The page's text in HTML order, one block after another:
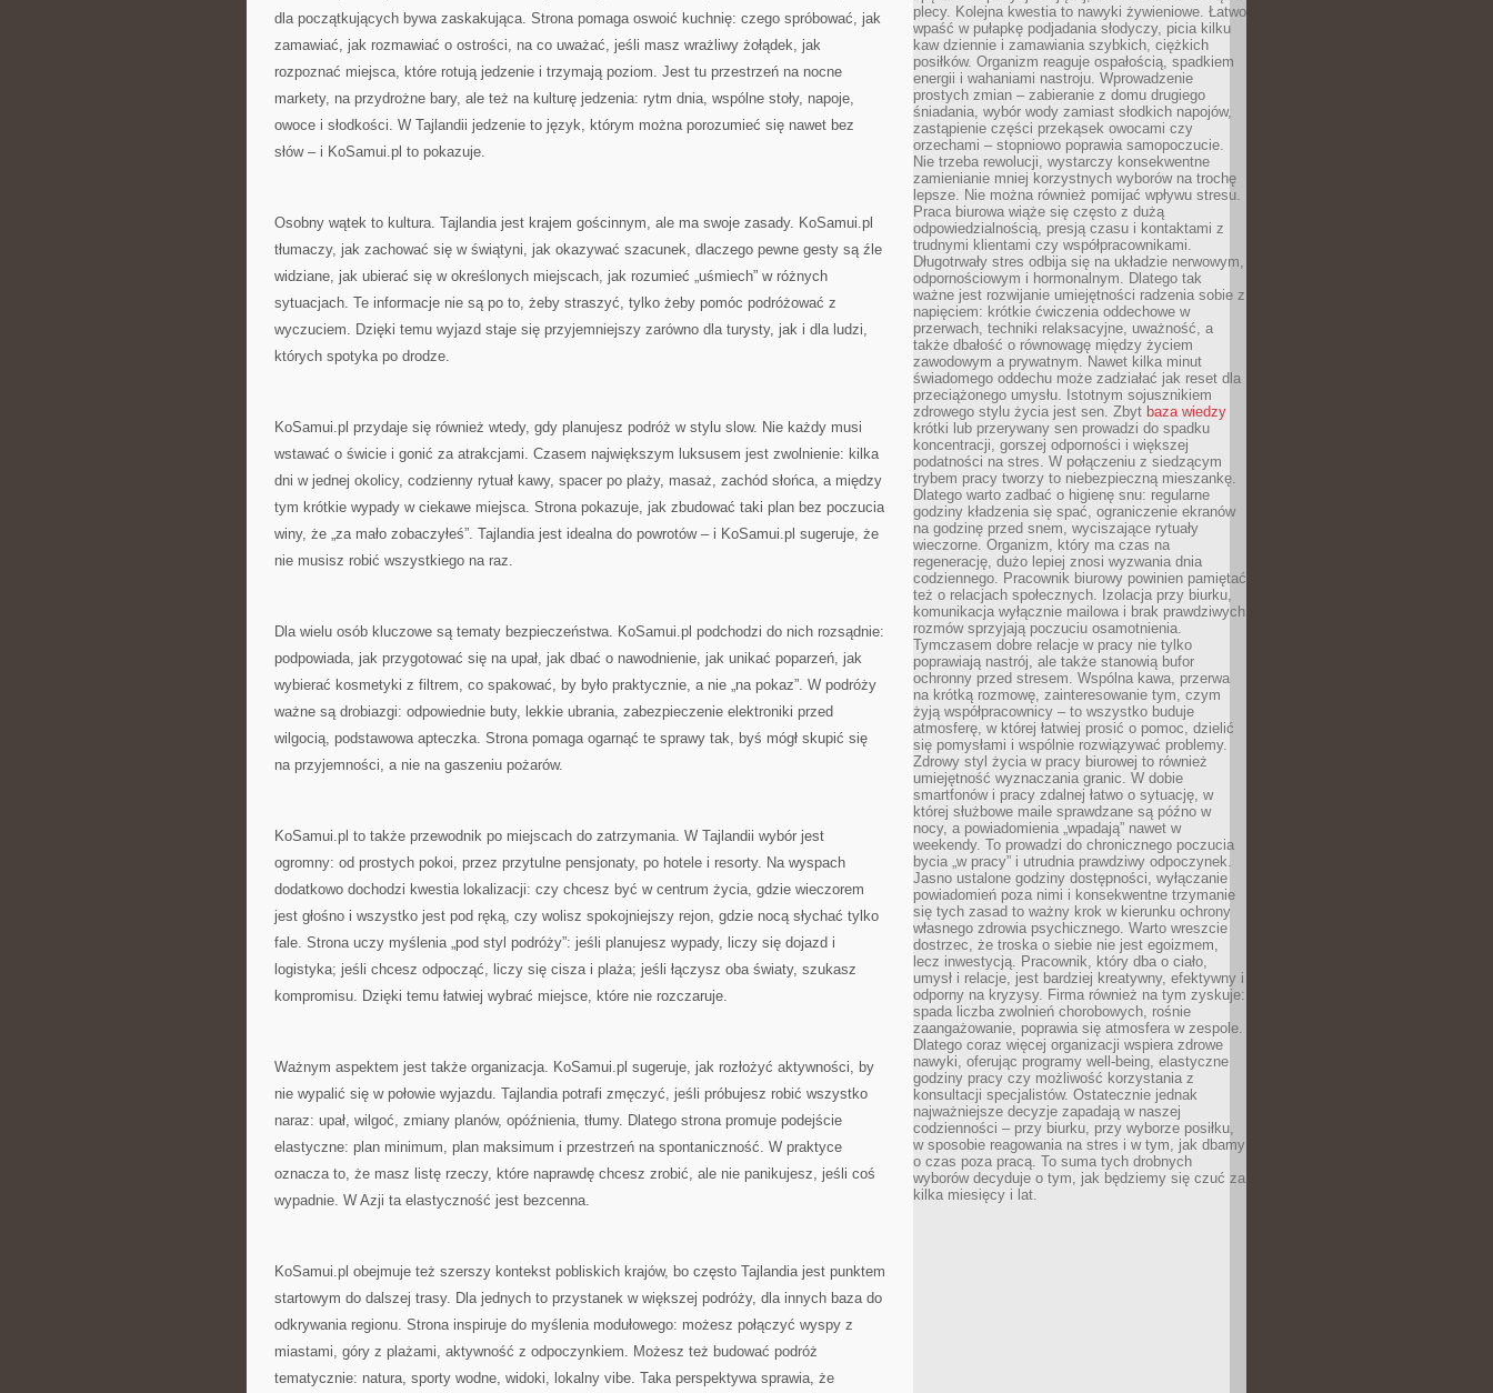
dla początkujących bywa zaskakująca. Strona pomaga oswoić kuchnię: czego spróbować, jak
zamawiać, jak rozmawiać o ostrości, na co uważać, jeśli masz wrażliwy żołądek, jak
rozpoznać miejsca, które rotują jedzenie i trzymają poziom. Jest tu przestrzeń na nocne
markety, na przydrożne bary, ale też na kulturę jedzenia: rytm dnia, wspólne stoły, napoje,
owoce i słodkości. W Tajlandii jedzenie to język, którym można porozumieć się nawet bez
słów – i KoSamui.pl to pokazuje.
Osobny wątek to kultura. Tajlandia jest krajem gościnnym, ale ma swoje zasady. KoSamui.pl
tłumaczy, jak zachować się w świątyni, jak okazywać szacunek, dlaczego pewne gesty są źle
widziane, jak ubierać się w określonych miejscach, jak rozumieć „uśmiech” w różnych
sytuacjach. Te informacje nie są po to, żeby straszyć, tylko żeby pomóc podróżować z
wyczuciem. Dzięki temu wyjazd staje się przyjemniejszy zarówno dla turysty, jak i dla ludzi,
których spotyka po drodze.
KoSamui.pl przydaje się również wtedy, gdy planujesz podróż w stylu slow. Nie każdy musi
wstawać o świcie i gonić za atrakcjami. Czasem największym luksusem jest zwolnienie: kilka
dni w jednej okolicy, codzienny rytuał kawy, spacer po plaży, masaż, zachód słońca, a między
tym krótkie wypady w ciekawe miejsca. Strona pokazuje, jak zbudować taki plan bez poczucia
winy, że „za mało zobaczyłeś”. Tajlandia jest idealna do powrotów – i KoSamui.pl sugeruje, że
nie musisz robić wszystkiego na raz.
Dla wielu osób kluczowe są tematy bezpieczeństwa. KoSamui.pl podchodzi do nich rozsądnie:
podpowiada, jak przygotować się na upał, jak dbać o nawodnienie, jak unikać poparzeń, jak
wybierać kosmetyki z filtrem, co spakować, by było praktycznie, a nie „na pokaz”. W podróży
ważne są drobiazgi: odpowiednie buty, lekkie ubrania, zabezpieczenie elektroniki przed
wilgocią, podstawowa apteczka. Strona pomaga ogarnąć te sprawy tak, byś mógł skupić się
na przyjemności, a nie na gaszeniu pożarów.
KoSamui.pl to także przewodnik po miejscach do zatrzymania. W Tajlandii wybór jest
ogromny: od prostych pokoi, przez przytulne pensjonaty, po hotele i resorty. Na wyspach
dodatkowo dochodzi kwestia lokalizacji: czy chcesz być w centrum życia, gdzie wieczorem
jest głośno i wszystko jest pod ręką, czy wolisz spokojniejszy rejon, gdzie nocą słychać tylko
fale. Strona uczy myślenia „pod styl podróży”: jeśli planujesz wypady, liczy się dojazd i
logistyka; jeśli chcesz odpocząć, liczy się cisza i plaża; jeśli łączysz oba światy, szukasz
kompromisu. Dzięki temu łatwiej wybrać miejsce, które nie rozczaruje.
Ważnym aspektem jest także organizacja. KoSamui.pl sugeruje, jak rozłożyć aktywności, by
nie wypalić się w połowie wyjazdu. Tajlandia potrafi zmęczyć, jeśli próbujesz robić wszystko
naraz: upał, wilgoć, zmiany planów, opóźnienia, tłumy. Dlatego strona promuje podejście
elastyczne: plan minimum, plan maksimum i przestrzeń na spontaniczność. W praktyce
oznacza to, że masz listę rzeczy, które naprawdę chcesz zrobić, ale nie panikujesz, jeśli coś
wypadnie. W Azji ta elastyczność jest bezcenna.
KoSamui.pl obejmuje też szerszy kontekst pobliskich krajów, bo często Tajlandia jest punktem
startowym do dalszej trasy. Dla jednych to przystanek w większej podróży, dla innych baza do
odkrywania regionu. Strona inspiruje do myślenia modułowego: możesz połączyć wyspy z
miastami, góry z plażami, aktywność z odpoczynkiem. Możesz też budować podróż
tematycznie: natura, sporty wodne, widoki, lokalny vibe. Taka perspektywa sprawia, że
plecy. Kolejna kwestia to nawyki żywieniowe. Łatwo
wpaść w pułapkę podjadania słodyczy, picia kilku
kaw dziennie i zamawiania szybkich, ciężkich
posiłków. Organizm reaguje ospałością, spadkiem
energii i wahaniami nastroju. Wprowadzenie
prostych zmian – zabieranie z domu drugiego
śniadania, wybór wody zamiast słodkich napojów,
zastąpienie części przekąsek owocami czy
orzechami – stopniowo poprawia samopoczucie.
Nie trzeba rewolucji, wystarczy konsekwentne
zamienianie mniej korzystnych wyborów na trochę
lepsze. Nie można również pomijać wpływu stresu.
Praca biurowa wiąże się często z dużą
odpowiedzialnością, presją czasu i kontaktami z
trudnymi klientami czy współpracownikami.
Długotrwały stres odbija się na układzie nerwowym,
odpornościowym i hormonalnym. Dlatego tak
ważne jest rozwijanie umiejętności radzenia sobie z
napięciem: krótkie ćwiczenia oddechowe w
przerwach, techniki relaksacyjne, uważność, a
także dbałość o równowagę między życiem
zawodowym a prywatnym. Nawet kilka minut
świadomego oddechu może zadziałać jak reset dla
przeciążonego umysłu. Istotnym sojusznikiem
zdrowego stylu życia jest sen. Zbyt baza wiedzy
krótki lub przerywany sen prowadzi do spadku
koncentracji, gorszej odporności i większej
podatności na stres. W połączeniu z siedzącym
trybem pracy tworzy to niebezpieczną mieszankę.
Dlatego warto zadbać o higienę snu: regularne
godziny kładzenia się spać, ograniczenie ekranów
na godzinę przed snem, wyciszające rytuały
wieczorne. Organizm, który ma czas na
regenerację, dużo lepiej znosi wyzwania dnia
codziennego. Pracownik biurowy powinien pamiętać
też o relacjach społecznych. Izolacja przy biurku,
komunikacja wyłącznie mailowa i brak prawdziwych
rozmów sprzyjają poczuciu osamotnienia.
Tymczasem dobre relacje w pracy nie tylko
poprawiają nastrój, ale także stanowią bufor
ochronny przed stresem. Wspólna kawa, przerwa
na krótką rozmowę, zainteresowanie tym, czym
żyją współpracownicy – to wszystko buduje
atmosferę, w której łatwiej prosić o pomoc, dzielić
się pomysłami i wspólnie rozwiązywać problemy.
Zdrowy styl życia w pracy biurowej to również
umiejętność wyznaczania granic. W dobie
smartfonów i pracy zdalnej łatwo o sytuację, w
której służbowe maile sprawdzane są późno w
nocy, a powiadomienia „wpadają” nawet w
weekendy. To prowadzi do chronicznego poczucia
bycia „w pracy” i utrudnia prawdziwy odpoczynek.
Jasno ustalone godziny dostępności, wyłączanie
powiadomień poza nimi i konsekwentne trzymanie
się tych zasad to ważny krok w kierunku ochrony
własnego zdrowia psychicznego. Warto wreszcie
dostrzec, że troska o siebie nie jest egoizmem,
lecz inwestycją. Pracownik, który dba o ciało,
umysł i relacje, jest bardziej kreatywny, efektywny i
odporny na kryzysy. Firma również na tym zyskuje:
spada liczba zwolnień chorobowych, rośnie
zaangażowanie, poprawia się atmosfera w zespole.
Dlatego coraz więcej organizacji wspiera zdrowe
nawyki, oferując programy well-being, elastyczne
godziny pracy czy możliwość korzystania z
konsultacji specjalistów. Ostatecznie jednak
najważniejsze decyzje zapadają w naszej
codzienności – przy biurku, przy wyborze posiłku,
w sposobie reagowania na stres i w tym, jak dbamy
o czas poza pracą. To suma tych drobnych
wyborów decyduje o tym, jak będziemy się czuć za
kilka miesięcy i lat.